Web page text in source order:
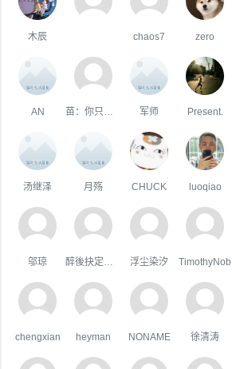
木辰 chaos7 zero
AN 军师 Present.
汤继泽 月殇 CHUCK luoqiao
邬琼 浮尘染汐 TimothyNob
chengxian heyman NONAME 徐清涛